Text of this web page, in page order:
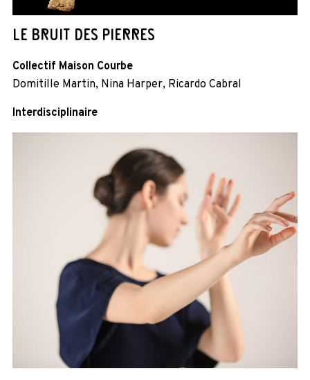
LE BRUIT DES PIERRES
Collectif Maison Courbe
Domitille Martin, Nina Harper, Ricardo Cabral
Interdisciplinaire